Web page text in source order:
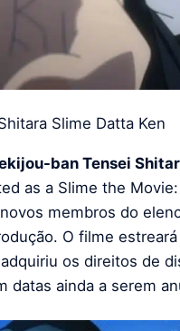
Slime Datta Ken
ban Tensei
as a Slime the
membros do
O filme
adquiriu os direitos de
datas ainda a serem